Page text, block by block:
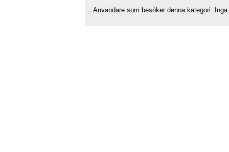
Användare som besöker denna kategori: